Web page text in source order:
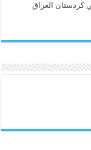
كردستان العراق